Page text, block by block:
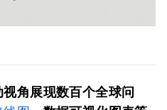
角展现数百个全球问